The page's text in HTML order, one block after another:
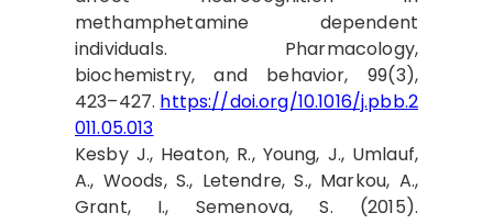
methamphetamine dependent
individuals. Pharmacology,
biochemistry, and behavior, 99(3),
423–427. https://doi.org/10.1016/j.pbb.2
011.05.013
Kesby J., Heaton, R., Young, J., Umlauf,
A., Woods, S., Letendre, S., Markou, A.,
Grant, I., Semenova, S. (2015).